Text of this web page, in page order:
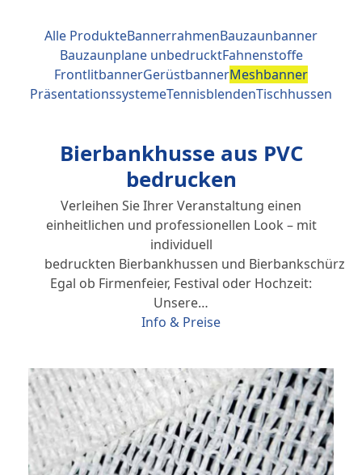
Alle ProdukteBannerrahmenBauzaunbanner
Bauzaunplane unbedrucktFahnenstoffe
FrontlitbannerGerüstbannerMeshbanner
PräsentationssystemeTennisblendenTischhussen
Bierbankhusse aus PVC
bedrucken
Verleihen Sie Ihrer Veranstaltung einen
einheitlichen und professionellen Look – mit
individuell
bedruckten Bierbankhussen und
Egal ob Firmenfeier, Festival oder Hochzeit:
Unsere…
Info & Preise